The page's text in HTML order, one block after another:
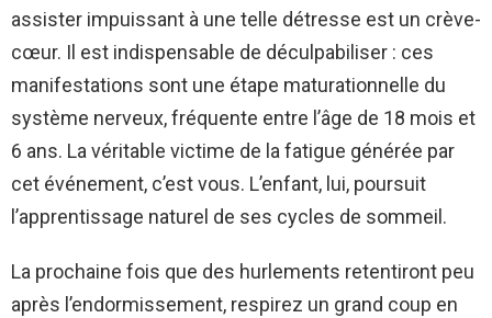
assister impuissant à une telle détresse est un crève-
cœur. Il est indispensable de déculpabiliser : ces
manifestations sont une étape maturationnelle du
système nerveux, fréquente entre l’âge de 18 mois et
6 ans. La véritable victime de la fatigue générée par
cet événement, c’est vous. L’enfant, lui, poursuit
l’apprentissage naturel de ses cycles de sommeil.
La prochaine fois que des hurlements retentiront peu
après l’endormissement, respirez un grand coup en